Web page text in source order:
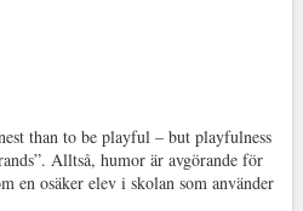
than to be playful – but playfulness
Alltså, humor är avgörande för
en osäker elev i skolan som använder